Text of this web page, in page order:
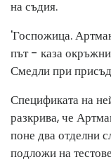
на съдия.
'Госпожица.
път - каза
Смедли при
Спецификата на
разкрива, че
поне два отделни
подложи на